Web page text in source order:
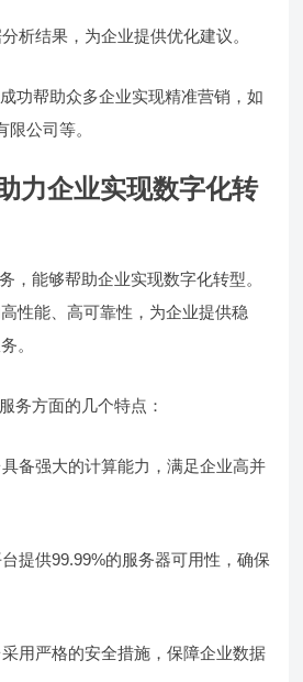
析结果，为企业提供优化建议。
功帮助众多企业实现精准营销，如
公司等。
力企业实现数字化转
，能够帮助企业实现数字化转型。
性能、高可靠性，为企业提供稳
。
务方面的几个特点：
备强大的计算能力，满足企业高并
提供99.99%的服务器可用性，确保
用严格的安全措施，保障企业数据